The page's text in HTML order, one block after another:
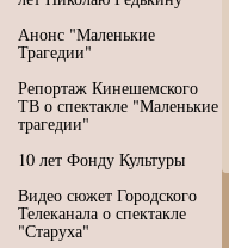
Анонс "Маленькие
Трагедии"
Репортаж Кинешемского
ТВ о спектакле "Маленькие
трагедии"
10 лет Фонду Культуры
Видео сюжет Городского
Телеканала о спектакле
"Старуха"